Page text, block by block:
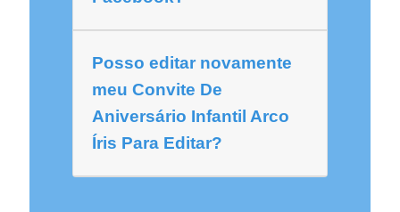
Posso editar novamente
meu Convite De
Aniversário Infantil Arco
Íris Para Editar?